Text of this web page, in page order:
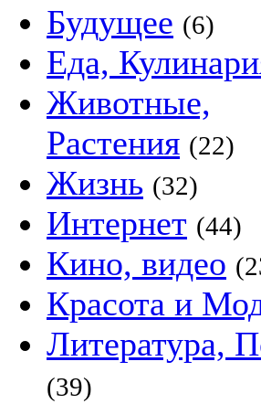
Будущее (6)
Еда,
Животные,
Растения (22)
Жизнь (32)
Интернет (44)
Кино, видео
Красота и
Литература,
(39)